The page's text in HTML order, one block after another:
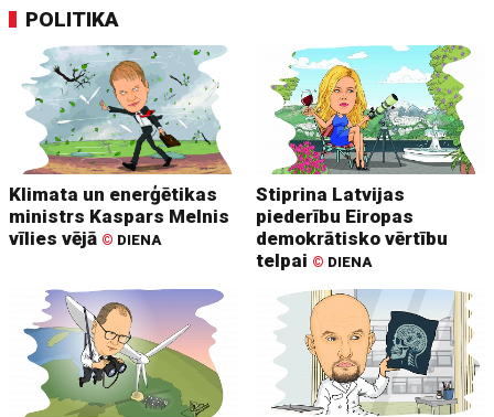
POLITIKA
Klimata un enerģētikas
ministrs Kaspars Melnis
vīlies vējā © DIENA
Stiprina Latvijas
piederību Eiropas
demokrātisko vērtību
telpai © DIENA